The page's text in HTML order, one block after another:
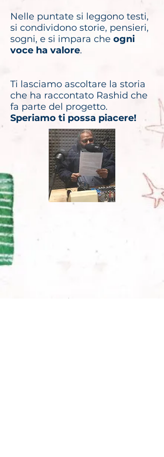
Nelle puntate si leggono testi,
si condividono storie, pensieri,
sogni, e si impara che ogni
voce ha valore.
Ti lasciamo ascoltare la storia
che ha raccontato Rashid che
fa parte del progetto.
Speriamo ti possa piacere!